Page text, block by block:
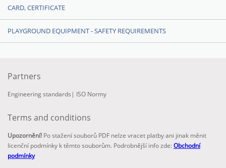
CARD, CERTIFICATE
PLAYGROUND EQUIPMENT - SAFETY REQUIREMENTS
Partners
Engineering standards | ISO Normy
Terms and conditions
Upozornění! Po stažení souborů PDF nelze vracet platby ani jinak měnit
licenční podmínky k těmto souborům. Podrobnější info zde:Obchodní
podmínky